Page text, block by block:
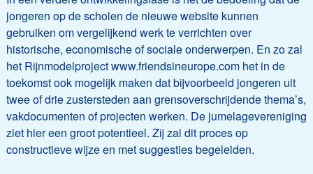
jongeren op de scholen de nieuwe website kunnen
gebruiken om vergelijkend werk te verrichten over
historische, economische of sociale onderwerpen. En zo zal
het Rijnmodelproject www.friendsineurope.com het in de
toekomst ook mogelijk maken dat bijvoorbeeld jongeren uit
twee of drie zustersteden aan grensoverschrijdende thema’s,
vakdocumenten of projecten werken. De jumelagevereniging
ziet hier een groot potentieel. Zij zal dit proces op
constructieve wijze en met suggesties begeleiden.